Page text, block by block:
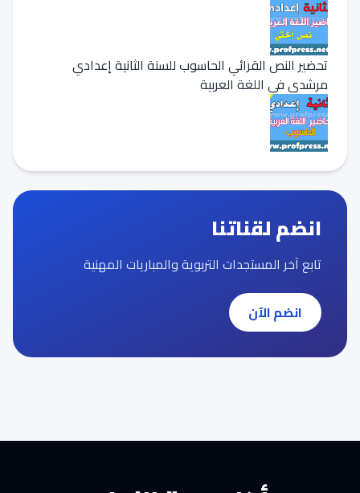
تحضير النص القرائي الحاسوب للسنة الثانية إعدادي
مرشدي في اللغة العربية
انضم لقناتنا
تابع آخر المستجدات التربوية والمباريات المهنية
انضم الآن